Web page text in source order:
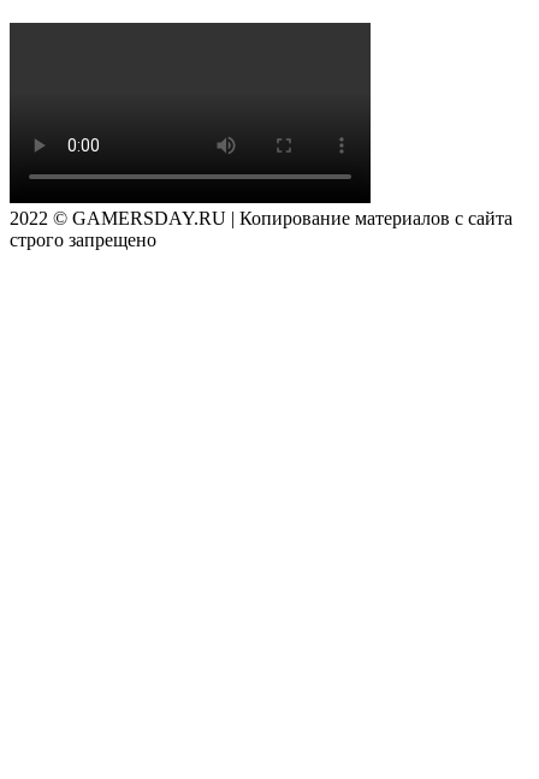
2022 © GAMERSDAY.RU | Копирование материалов с сайта
строго запрещено